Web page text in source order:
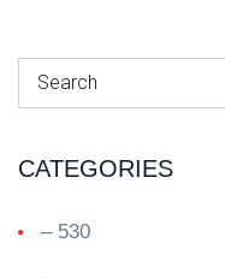
Search for:
CATEGORIES
– 530